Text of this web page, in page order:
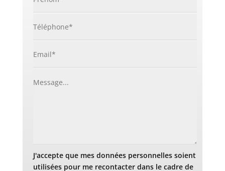
J'accepte que mes données personnelles soient
utilisées pour me recontacter dans le cadre de